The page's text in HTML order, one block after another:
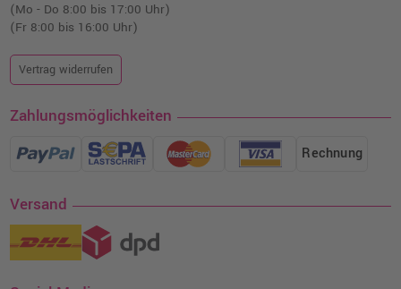
(Mo - Do 8:00 bis 17:00 Uhr)
(Fr 8:00 bis 16:00 Uhr)
Vertrag widerrufen
Zahlungsmöglichkeiten
Rechnung
Versand